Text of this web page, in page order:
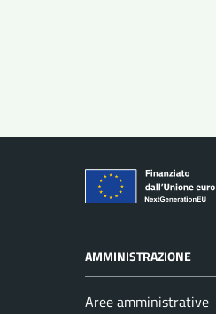
AMMINISTRAZIONE
Aree amministrative